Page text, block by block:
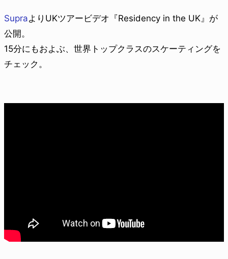
SupraよりUKツアービデオ『Residency in the UK』が
公開。
15分にもおよぶ、世界トップクラスのスケーティングを
チェック。